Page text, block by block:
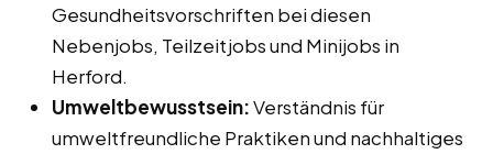
Gesundheitsvorschriften bei diesen
Nebenjobs, Teilzeitjobs und Minijobs in
Herford.
Umweltbewusstsein:Verständnis für
umweltfreundliche Praktiken und nachhaltiges